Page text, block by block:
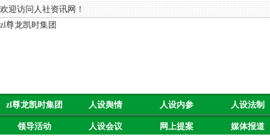
欢迎访问人社资讯网！
zl尊龙凯时集团
zl尊龙凯时集团 人设舆情 人设内参 人设法制
领导活动 人设会议 网上提案 媒体报道